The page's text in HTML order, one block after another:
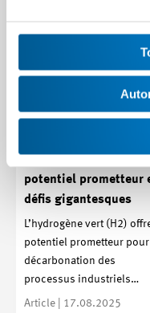
Engouement ou
potentiel prometteur
défis gigantesques
L’hydrogène vert (H2)
potentiel prometteur
décarbonation des
processus industriels…
Article | 17.08.2025